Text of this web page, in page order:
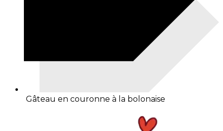
Gâteau en couronne à la bolonaise